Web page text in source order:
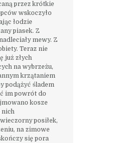
przez krótkie
wskoczyło
łodzie
piasek. Z
mewy. Z
Teraz nie
już złych
na wybrzeżu,
krzątaniem
podążyć śladem
im powrót do
kosze
nich
posiłek,
na zimowe
się pora